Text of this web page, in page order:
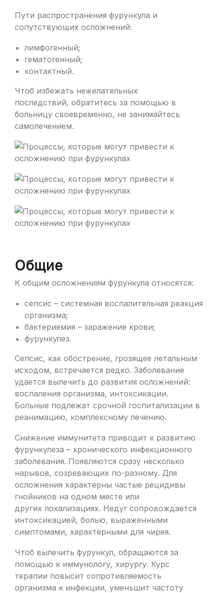
Пути распространения фурункула и
сопутствующих осложнений:
лимфогенный;
гематогенный;
контактный.
Чтоб избежать нежелательных
последствий, обратитесь за помощью в
больницу своевременно, не занимайтесь
самолечением.
Общие
К общим осложнениям фурункула относятся:
сепсис – системная воспалительная реакция
организма;
бактериемия – заражение крови;
фурункулез.
Сепсис, как обострение, грозящее летальным
исходом, встречается редко. Заболевание
удается вылечить до развития осложнений:
воспаления организма, интоксикации.
Больные подлежат срочной госпитализации в
реанимацию, комплексному лечению.
Снижение иммунитета приводит к развитию
фурункулеза – хронического инфекционного
заболевания. Появляются сразу несколько
нарывов, созревающих по-разному. Для
осложнения характерны частые рецидивы
гнойников на одном месте или
других локализациях. Недуг сопровождается
интоксикацией, болью, выраженными
симптомами, характерными для чирея.
Чтоб вылечить фурункул, обращаются за
помощью к иммунологу, хирургу. Курс
терапии повысит сопротивляемость
организма к инфекции, уменьшит частоту